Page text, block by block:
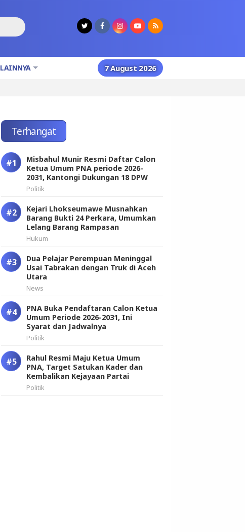
LAINNYA 7 August 2026
Terhangat
Misbahul Munir Resmi Daftar Calon
Ketua Umum PNA periode 2026-
2031, Kantongi Dukungan 18 DPW
Politik
Kejari Lhokseumawe Musnahkan
Barang Bukti 24 Perkara, Umumkan
Lelang Barang Rampasan
Hukum
Dua Pelajar Perempuan Meninggal
Usai Tabrakan dengan Truk di Aceh
Utara
News
PNA Buka Pendaftaran Calon Ketua
Umum Periode 2026-2031, Ini
Syarat dan Jadwalnya
Politik
Rahul Resmi Maju Ketua Umum
PNA, Target Satukan Kader dan
Kembalikan Kejayaan Partai
Politik